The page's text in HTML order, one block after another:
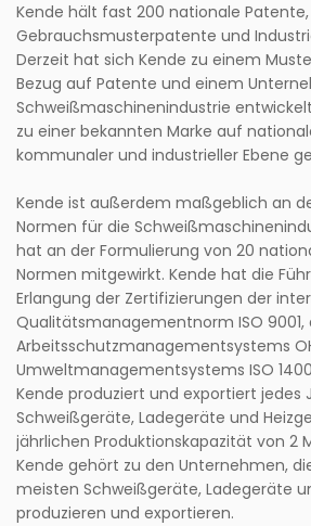
Kende hält fast 200 nationale Patente,
Gebrauchsmusterpatente und
Derzeit hat sich Kende zu einem
Bezug auf Patente und einem
Schweißmaschinenindustrie entwickelt.
zu einer bekannten Marke auf
kommunaler und industrieller Ebene
Kende ist außerdem maßgeblich an
Normen für die
hat an der Formulierung von 20
Normen mitgewirkt. Kende hat die
Erlangung der Zertifizierungen der
Qualitätsmanagementnorm ISO 9001,
Arbeitsschutzmanagementsystems
Umweltmanagementsystems ISO
Kende produziert und exportiert jedes
Schweißgeräte, Ladegeräte und
jährlichen Produktionskapazität von 2
Kende gehört zu den Unternehmen,
meisten Schweißgeräte, Ladegeräte
produzieren und exportieren.